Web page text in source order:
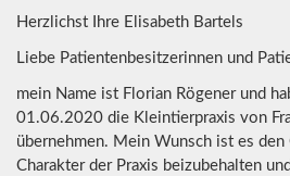
Herzlichst Ihre Elisabeth Bartels
Liebe Patientenbesitzerinnen und
mein Name ist Florian Rögener und
01.06.2020 die Kleintierpraxis von
übernehmen. Mein Wunsch ist es den
Charakter der Praxis beizubehalten